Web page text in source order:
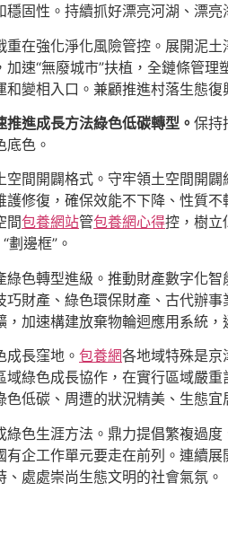
穩固性。持續抓好漂亮河湖、漂亮
重在強化淨化風險管控。展開泥
加速“無廢城市”扶植，全鏈條管
和變相入口。兼顧推進村落生態
推進成長方法綠色低碳轉型。 保持
底色。
空間開闢格式。守牢領土空間開
護修復，確保效能不下降、性質
間包養網站管包養網心得控，樹立
劃邊框”。
綠色轉型進級。推動財產數字化
巧財產、綠色環保財產、古代辦
，加速構建放棄物輪迴應用系統
成長窪地。 包養網各地域特殊是京
域綠色成長協作，在實行區域嚴
色低碳、周遭的狀況精美、生態
綠色生涯方法。鼎力提倡繁複過
有企工作單元要走在前列。連續
、處處崇尚生態文明的社會氣氛。